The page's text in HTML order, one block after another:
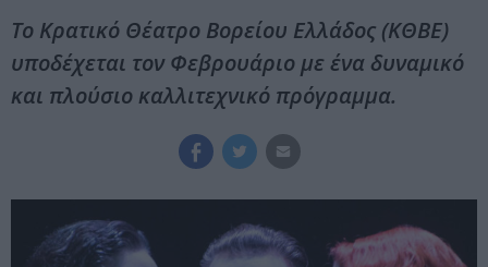
Το Κρατικό Θέατρο Βορείου Ελλάδος (ΚΘΒΕ)
υποδέχεται τον Φεβρουάριο με ένα δυναμικό
και πλούσιο καλλιτεχνικό πρόγραμμα.